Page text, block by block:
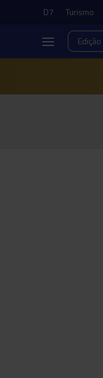
D7 Turismo
Edição